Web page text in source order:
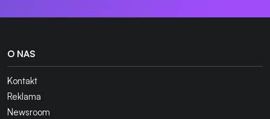
O NAS
Kontakt
Reklama
Newsroom